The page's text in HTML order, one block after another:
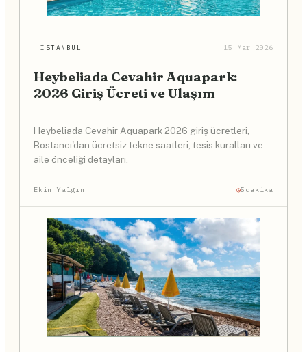
İSTANBUL 15 Mar 2026
Heybeliada Cevahir Aquapark:
2026 Giriş Ücreti ve Ulaşım
Heybeliada Cevahir Aquapark 2026 giriş ücretleri,
Bostancı'dan ücretsiz tekne saatleri, tesis kuralları ve
aile önceliği detayları.
Ekin Yalgın 5dakika